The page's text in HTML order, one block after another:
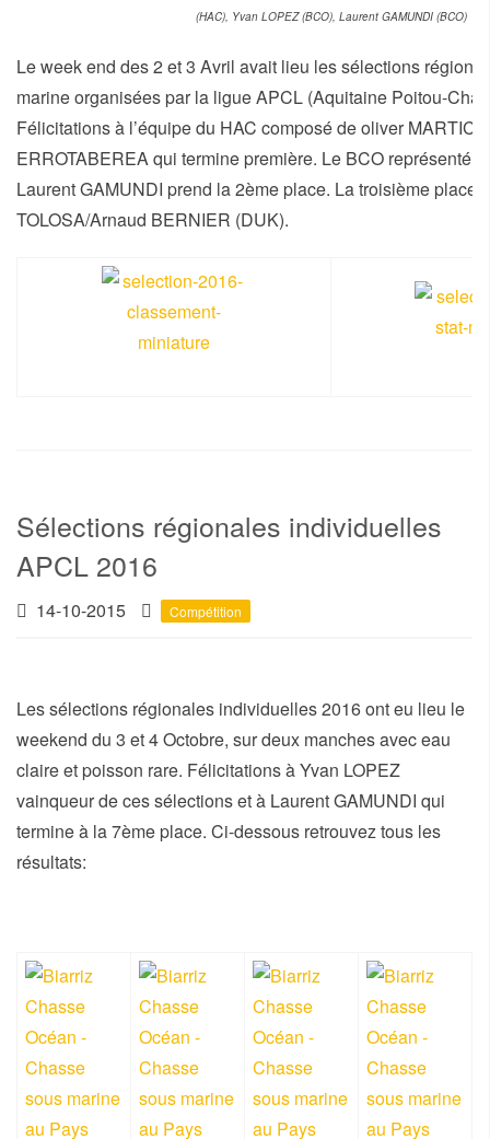
(HAC), Yvan LOPEZ (BCO), Laurent GAMUNDI (BCO)
Le week end des 2 et 3 Avril avait lieu les sélections
marine organisées par la ligue APCL (Aquitaine Poitou-
Félicitations à l’équipe du HAC composé de oliver
ERROTABEREA qui termine première. Le BCO représenté
Laurent GAMUNDI prend la 2ème place. La troisième place
TOLOSA/Arnaud BERNIER (DUK).
Sélections régionales individuelles
APCL 2016
14-10-2015 Compétition
Les sélections régionales individuelles 2016 ont eu lieu le
weekend du 3 et 4 Octobre, sur deux manches avec eau
claire et poisson rare. Félicitations à Yvan LOPEZ
vainqueur de ces sélections et à Laurent GAMUNDI qui
termine à la 7ème place. Ci-dessous retrouvez tous les
résultats: